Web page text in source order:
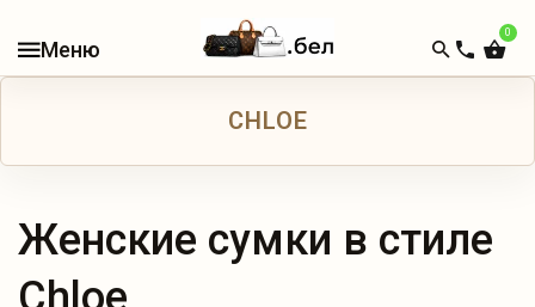
0
В
СУМКИ
CHLOE
Женские сумки в стиле